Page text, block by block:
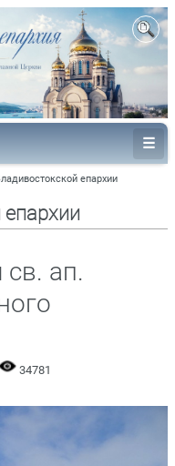
епархии
ап.
34781